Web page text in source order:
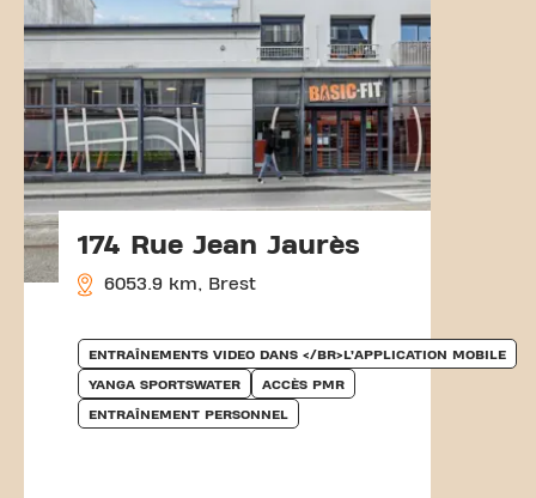
174 Rue Jean Jaurès
6053.9 km, Brest
ENTRAÎNEMENTS VIDEO DANS </BR>L’APPLICATION MOBILE
YANGA SPORTSWATER ACCÈS PMR
ENTRAÎNEMENT PERSONNEL